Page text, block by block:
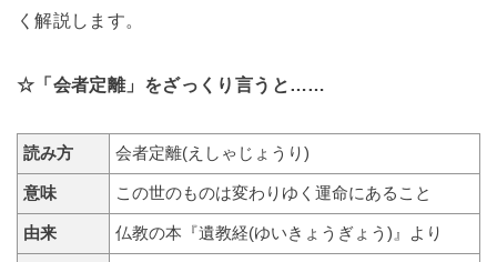
く解説します。
☆「会者定離」をざっくり言うと……
読み方 会者定離(えしゃじょうり)
意味 この世のものは変わりゆく運命にあること
由来 仏教の本『遺教経(ゆいきょうぎょう)』より